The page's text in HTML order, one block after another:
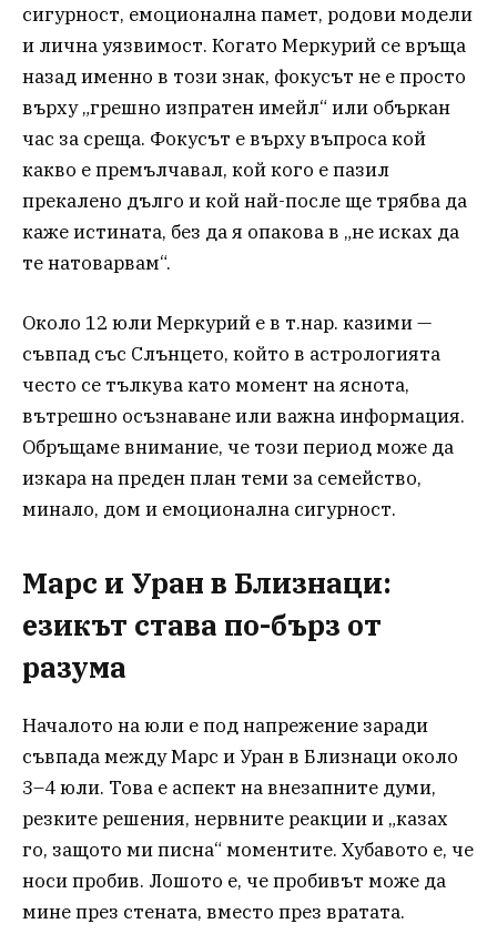
сигурност, емоционална памет, родови модели
и лична уязвимост. Когато Меркурий се връща
назад именно в този знак, фокусът не е просто
върху „грешно изпратен имейл“ или объркан
час за среща. Фокусът е върху въпроса кой
какво е премълчавал, кой кого е пазил
прекалено дълго и кой най-после ще трябва да
каже истината, без да я опакова в „не исках да
те натоварвам“.
Около 12 юли Меркурий е в т.нар. казими —
съвпад със Слънцето, който в астрологията
често се тълкува като момент на яснота,
вътрешно осъзнаване или важна информация.
Обръщаме внимание, че този период може да
изкара на преден план теми за семейство,
минало, дом и емоционална сигурност.
Марс и Уран в Близнаци:
езикът става по-бърз от
разума
Началото на юли е под напрежение заради
съвпада между Марс и Уран в Близнаци около
3–4 юли. Това е аспект на внезапните думи,
резките решения, нервните реакции и „казах
го, защото ми писна“ моментите. Хубавото е, че
носи пробив. Лошото е, че пробивът може да
мине през стената, вместо през вратата.